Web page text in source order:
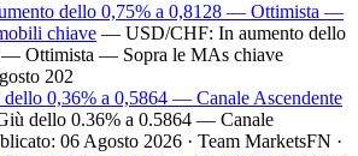
dello 0,75% a 0,8128 — Ottimista —
chiave — USD/CHF: In aumento dello
— Ottimista — Sopra le MAs chiave
202
0,36% a 0,5864 — Canale Ascendente
dello 0.36% a 0.5864 — Canale
06 Agosto 2026 · Team MarketsFN ·